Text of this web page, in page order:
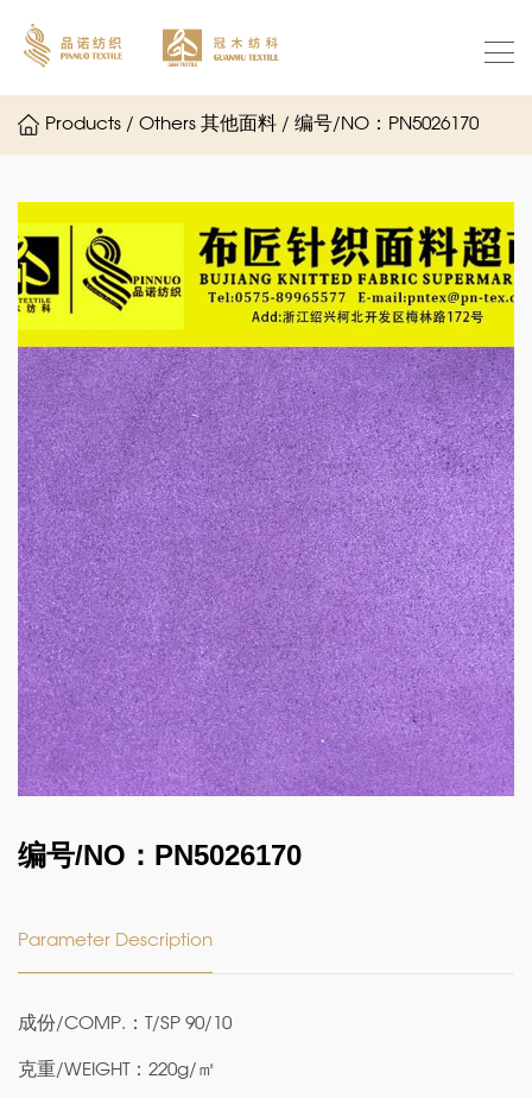
Products / Others 其他面料 / 编号/NO：PN5026170
编号/NO：PN5026170
Parameter Description
成份/COMP.：T/SP 90/10
克重/WEIGHT：220g/㎡